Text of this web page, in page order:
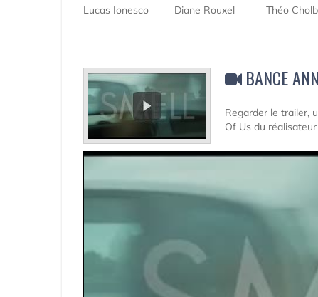
Lucas Ionesco Diane Rouxel Théo
BANCE
Regarder le trailer,
Of Us du